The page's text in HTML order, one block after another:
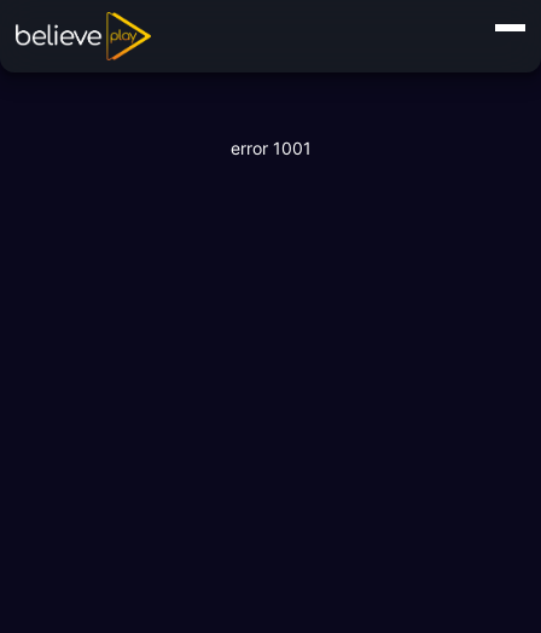
error 1001